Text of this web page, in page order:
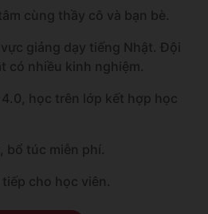
cùng thầy cô và bạn bè.
giảng dạy tiếng Nhật. Đội
có nhiều kinh nghiệm.
học trên lớp kết hợp học
bổ túc miễn phí.
cho học viên.